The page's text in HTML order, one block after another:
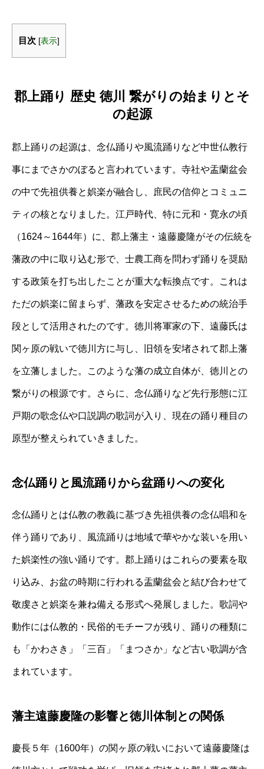
目次 [表示]
郡上踊り 歴史 徳川 繋がりの始まりとそ
の起源
郡上踊りの起源は、念仏踊りや風流踊りなど中世仏教行
事にまでさかのぼると言われています。寺社や盂蘭盆会
の中で先祖供養と娯楽が融合し、庶民の信仰とコミュニ
ティの核となりました。江戸時代、特に元和・寛永の頃
（1624～1644年）に、郡上藩主・遠藤慶隆がその伝統を
藩政の中に取り込む形で、士農工商を問わず踊りを奨励
する政策を打ち出したことが重大な転換点です。これは
ただの娯楽に留まらず、藩政を安定させるための統治手
段として活用されたのです。徳川将軍家の下、遠藤氏は
関ヶ原の戦いで徳川方に与し、旧領を安堵されて郡上藩
を立藩しました。このような藩の成立自体が、徳川との
繋がりの根源です。さらに、念仏踊りなど先行形態に江
戸期の歌念仏や口説調の歌詞が入り、現在の踊り種目の
原型が整えられていきました。
念仏踊りと風流踊りから盆踊りへの変化
念仏踊りとは仏教の教義に基づき先祖供養の念仏唱和を
伴う踊りであり、風流踊りは地域で華やかな装いを用い
た娯楽性の強い踊りです。郡上踊りはこれらの要素を取
り込み、お盆の時期に行われる盂蘭盆会と結び合わせて
敬虔さと娯楽を兼ね備える形式へ発展しました。歌詞や
動作には仏教的・民俗的モチーフが残り、踊りの種類に
も「かわさき」「三百」「まつさか」など古い歌調が含
まれています。
藩主遠藤慶隆の影響と徳川体制との関係
慶長５年（1600年）の関ヶ原の戦いにおいて遠藤慶隆は